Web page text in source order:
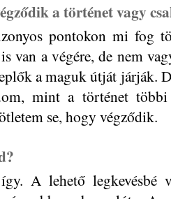
a történet vagy
pontokon mi fog
van a végére, de nem
a maguk útját járják.
mint a történet
se, hogy végződik.
A lehető legkevésbé